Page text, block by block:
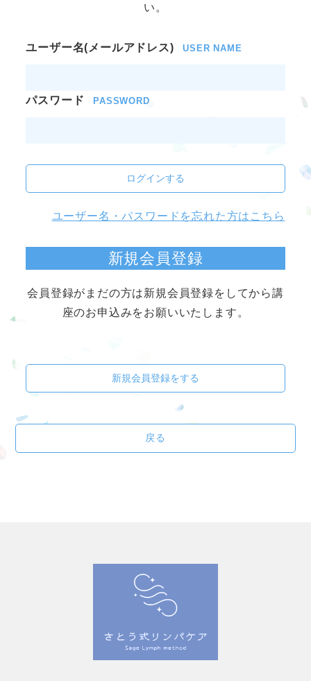
い。
ユーザー名(メールアドレス) USER NAME
パスワード PASSWORD
ログインする
ユーザー名・パスワードを忘れた方はこちら
新規会員登録
会員登録がまだの方は新規会員登録をしてから講
座のお申込みをお願いいたします。
新規会員登録をする
戻る